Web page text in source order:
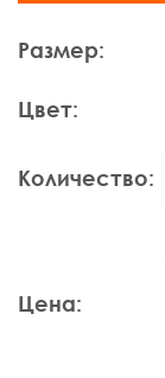
Контакты
Размер:
Цвет:
Количество:
Цена: